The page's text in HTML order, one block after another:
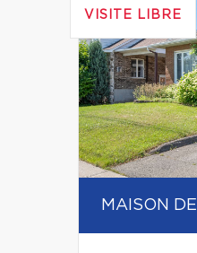
VISITE LIBRE
MAISON